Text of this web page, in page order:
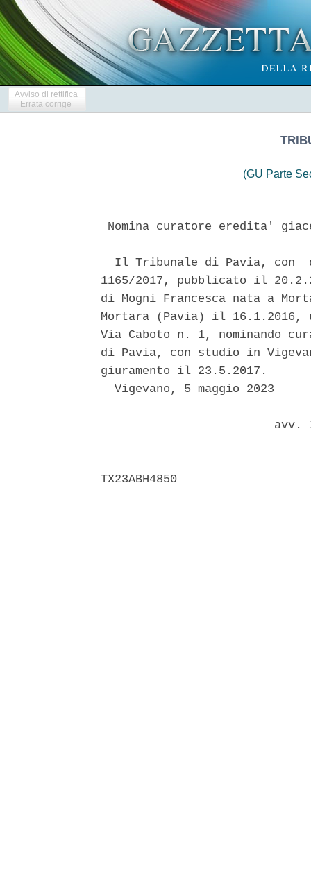
Avviso di rettifica
Errata corrige
(GU Parte
Nomina curatore eredita'
Il Tribunale di Pavia, con
1165/2017, pubblicato il
di Mogni Francesca nata a
Mortara (Pavia) il
Via Caboto n. 1, nominando
di Pavia, con studio in
giuramento il 23.5.2017.
  Vigevano, 5 maggio 2023